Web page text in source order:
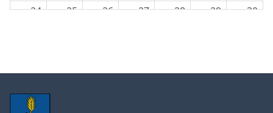
24. 25. 26. 27. 28. 29. 30.